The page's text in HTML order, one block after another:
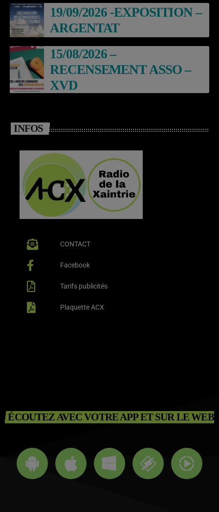
19/09/2026 -EXPOSITION –
ARGENTAT
15/08/2026 –
RECENSEMENT ASSO –
XVD
INFOS
CONTACT
Facebook
Tarifs publicités
Plaquette ACX
ÉCOUTEZ AVEC VOTRE APP ET SUR LE WEB